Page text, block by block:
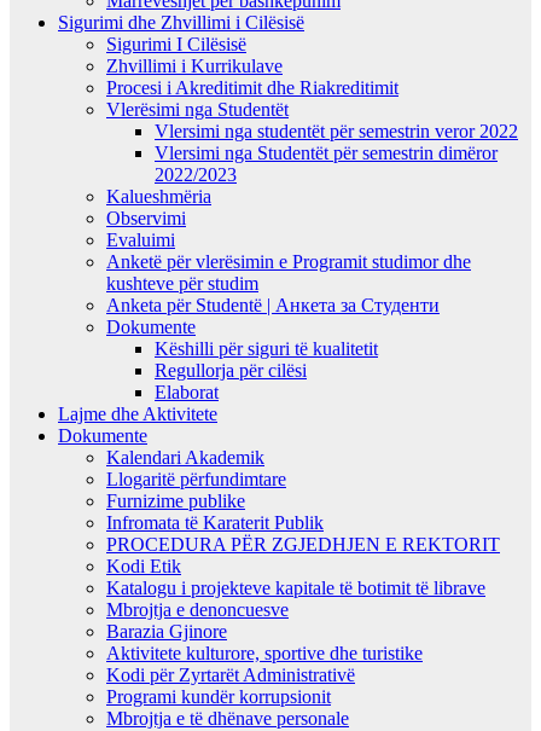
Sigurimi dhe Zhvillimi i Cilësisë
Sigurimi I Cilësisë
Zhvillimi i Kurrikulave
Procesi i Akreditimit dhe Riakreditimit
Vlerësimi nga Studentët
Vlersimi nga studentët për semestrin veror 2022
Vlersimi nga Studentët për semestrin dimëror
2022/2023
Kalueshmëria
Observimi
Evaluimi
Anketë për vlerësimin e Programit studimor dhe
kushteve për studim
Anketa për Studentë | Анкета за Студенти
Dokumente
Këshilli për siguri të kualitetit
Regullorja për cilësi
Elaborat
Lajme dhe Aktivitete
Dokumente
Kalendari Akademik
Llogaritë përfundimtare
Furnizime publike
Infromata të Karaterit Publik
PROCEDURA PËR ZGJEDHJEN E REKTORIT
Kodi Etik
Katalogu i projekteve kapitale të botimit të librave
Mbrojtja e denoncuesve
Barazia Gjinore
Aktivitete kulturore, sportive dhe turistike
Kodi për Zyrtarët Administrativë
Programi kundër korrupsionit
Mbrojtja e të dhënave personale